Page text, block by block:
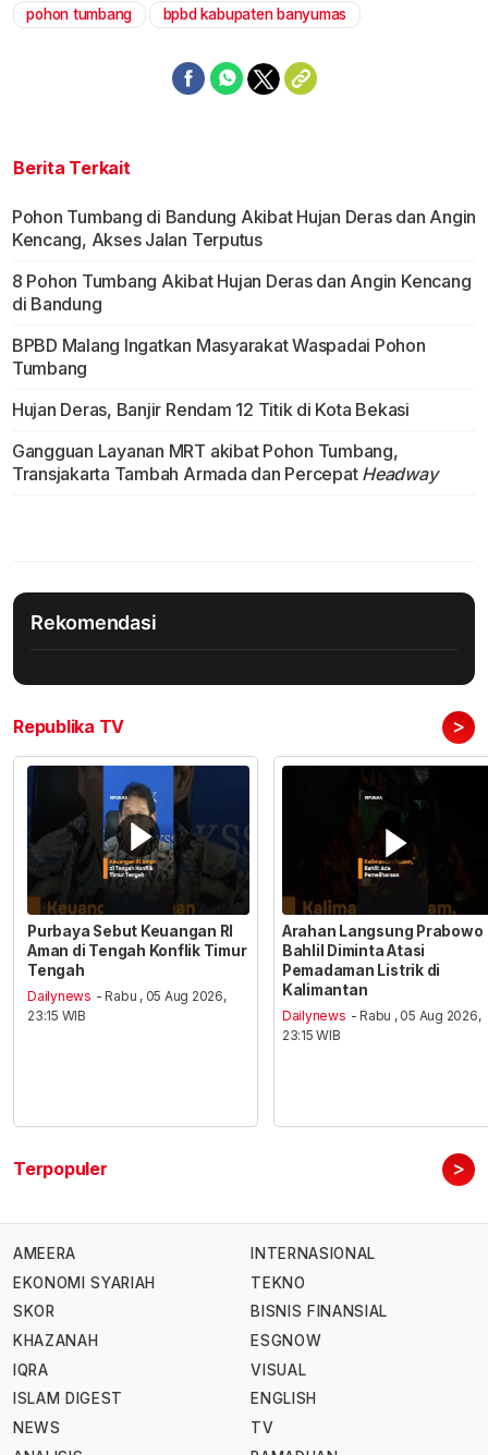
pohon tumbang bpbd kabupaten banyumas
Berita Terkait
Pohon Tumbang di Bandung Akibat Hujan Deras dan Angin
Kencang, Akses Jalan Terputus
8 Pohon Tumbang Akibat Hujan Deras dan Angin Kencang
di Bandung
BPBD Malang Ingatkan Masyarakat Waspadai Pohon
Tumbang
Hujan Deras, Banjir Rendam 12 Titik di Kota Bekasi
Gangguan Layanan MRT akibat Pohon Tumbang,
Transjakarta Tambah Armada dan Percepat Headway
Rekomendasi
Republika TV >
Purbaya Sebut Keuangan RI
Aman di Tengah Konflik Timur
Tengah
Dailynews - Rabu , 05 Aug 2026,
23:15 WIB
Arahan Langsung Prabowo
Bahlil Diminta Atasi
Pemadaman Listrik di
Kalimantan
Dailynews - Rabu , 05 Aug 2026,
23:15 WIB
Terpopuler >
AMEERA
EKONOMI SYARIAH
SKOR
KHAZANAH
IQRA
ISLAM DIGEST
NEWS
INTERNASIONAL
TEKNO
BISNIS FINANSIAL
ESGNOW
VISUAL
ENGLISH
TV